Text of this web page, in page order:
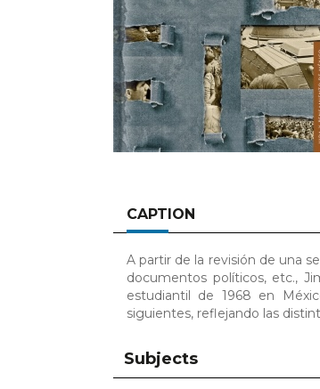
CAPTION
A partir de la revisión de una
documentos políticos, etc.,
estudiantil de 1968 en
siguientes, reflejando las
Subjects